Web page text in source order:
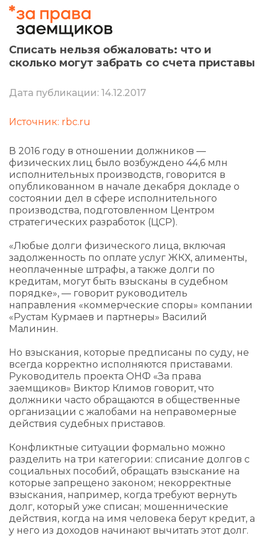
Списать нельзя обжаловать: что и
сколько могут забрать со счета приставы
Дата публикации: 14.12.2017
Источник: rbc.ru
В 2016 году в отношении должников —
физических лиц было возбуждено 44,6 млн
исполнительных производств, говорится в
опубликованном в начале декабря докладе о
состоянии дел в сфере исполнительного
производства, подготовленном Центром
стратегических разработок (ЦСР).
«Любые долги физического лица, включая
задолженность по оплате услуг ЖКХ, алименты,
неоплаченные штрафы, а также долги по
кредитам, могут быть взысканы в судебном
порядке», — говорит руководитель
направления «коммерческие споры» компании
«Рустам Курмаев и партнеры» Василий
Малинин.
Но взыскания, которые предписаны по суду, не
всегда корректно исполняются приставами.
Руководитель проекта ОНФ «За права
заемщиков» Виктор Климов говорит, что
должники часто обращаются в общественные
организации с жалобами на неправомерные
действия судебных приставов.
Конфликтные ситуации формально можно
разделить на три категории: списание долгов с
социальных пособий, обращать взыскание на
которые запрещено законом; некорректные
взыскания, например, когда требуют вернуть
долг, который уже списан; мошеннические
действия, когда на имя человека берут кредит, а
у него из доходов начинают вычитать этот долг.